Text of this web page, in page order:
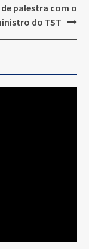
palestra com o
do TST